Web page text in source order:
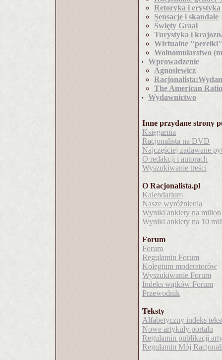
Retoryka i erystyka
Sensacje i skandale
Święty Graal
Turystyka i
Wirtualne "perełki"
Wolnomularstwo
Wprowadzenie
Agnosiewicz
The American
Wydawnictwo
Inne przydane strony
Księgarnia
Racjonalista na DVD
Najczęściej zadawane
O redakcji i autorach
Wyszukiwanie treści
O Racjonalista.pl
Kalendarium
Nasze wyróżnienia
Wyniki ankiety na milion
Wyniki ankiety na 10
Forum
Forum
Regulamin Forum
Kolegium moderatorów
Wyszukiwanie Forum
Indeks wątków Forum
Przewodnik
Teksty
Alfabetyczny indeks
Nowe artykuły portalu
Regulamin publikacji
Regulamin Mój